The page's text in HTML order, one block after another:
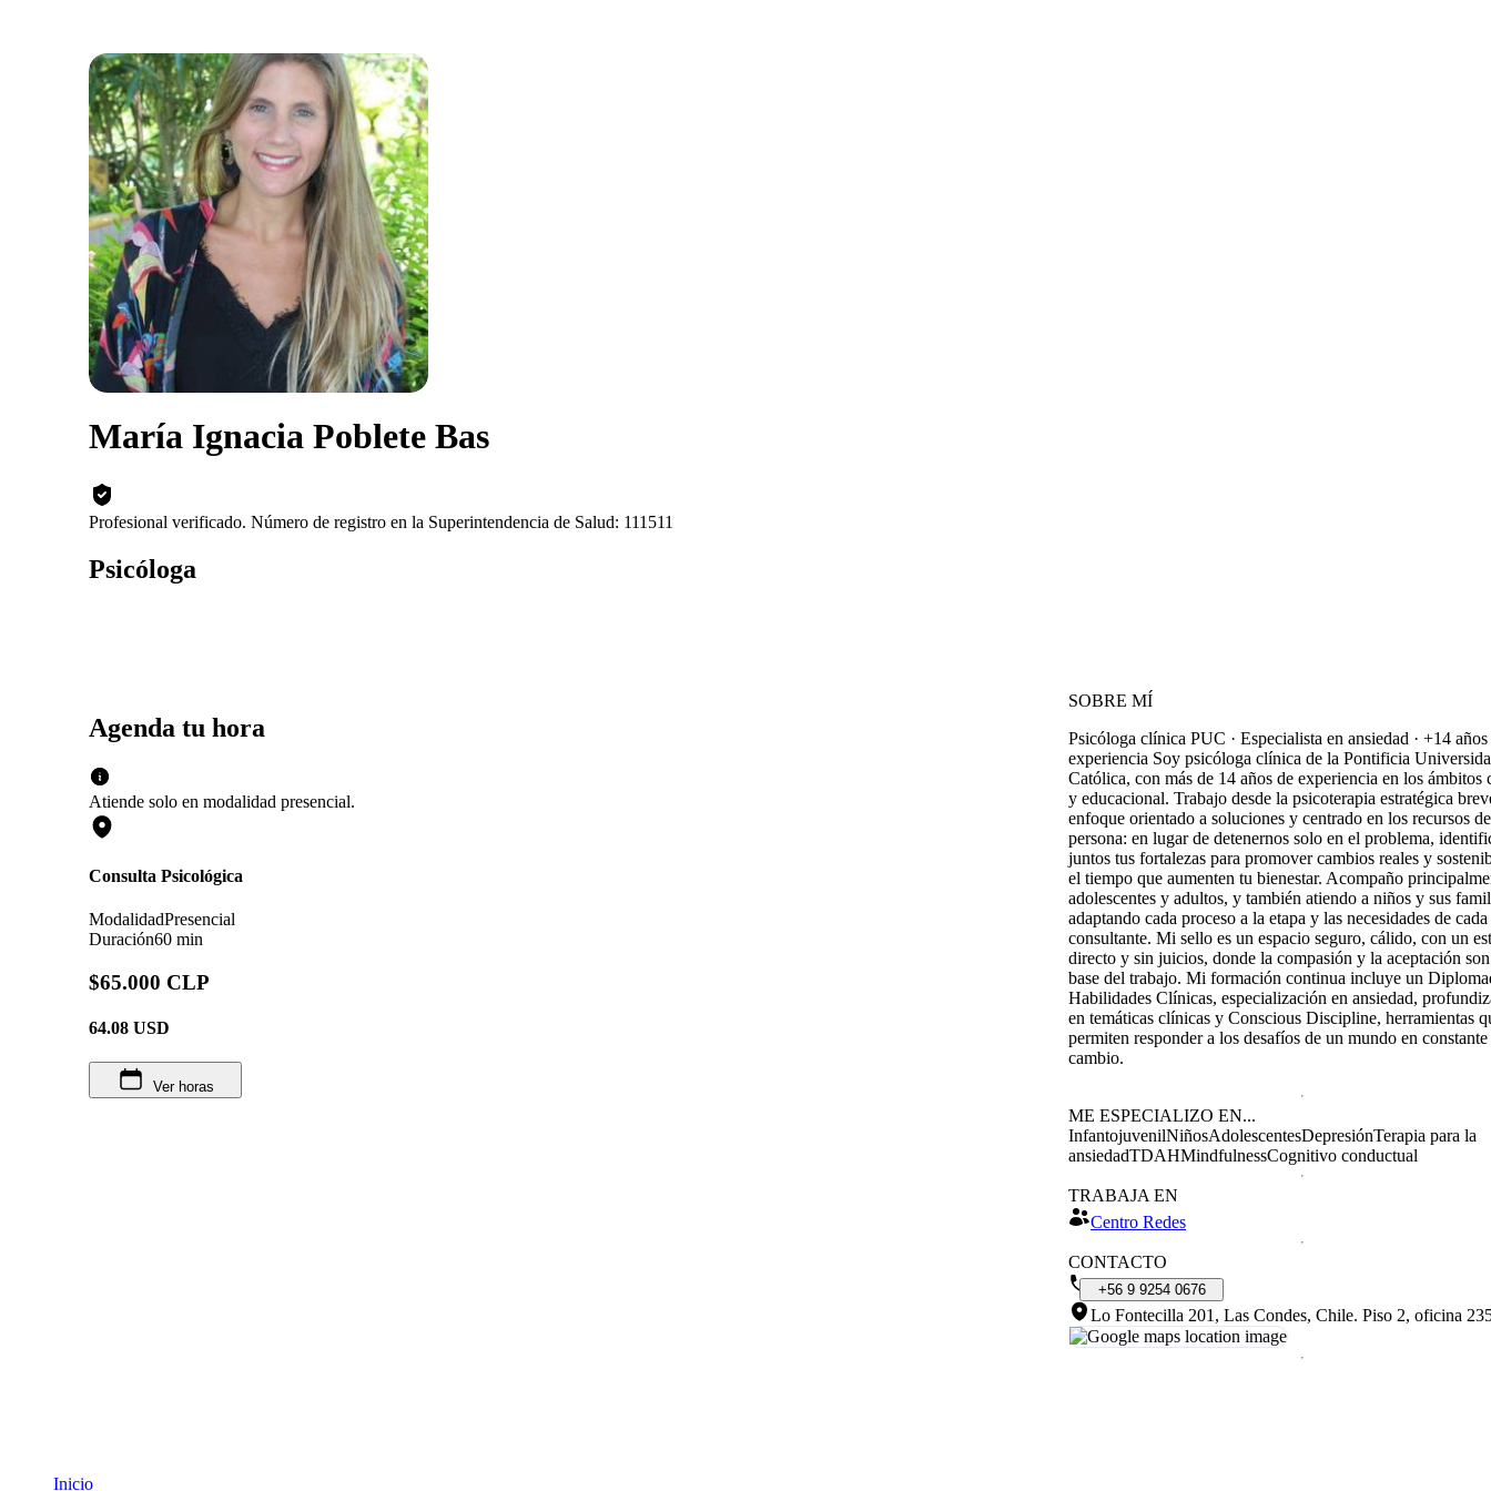
María Ignacia Poblete Bas
Profesional verificado. Número de registro en la Superintendencia de Salud: 111511
Psicóloga
Agenda tu hora
Atiende solo en modalidad presencial.
Consulta Psicológica
ModalidadPresencial
Duración60 min
$65.000 CLP
64.08 USD
Ver horas
SOBRE MÍ
Psicóloga clínica PUC · Especialista en ansiedad · +14 años
experiencia Soy psicóloga clínica de la Pontificia
Católica, con más de 14 años de experiencia en los ámbitos
y educacional. Trabajo desde la psicoterapia estratégica
enfoque orientado a soluciones y centrado en los recursos
persona: en lugar de detenernos solo en el problema,
juntos tus fortalezas para promover cambios reales y
el tiempo que aumenten tu bienestar. Acompaño
adolescentes y adultos, y también atiendo a niños y sus
adaptando cada proceso a la etapa y las necesidades de cada
consultante. Mi sello es un espacio seguro, cálido, con un
directo y sin juicios, donde la compasión y la aceptación
base del trabajo. Mi formación continua incluye un
Habilidades Clínicas, especialización en ansiedad,
en temáticas clínicas y Conscious Discipline, herramientas
permiten responder a los desafíos de un mundo en constante
cambio.
ME ESPECIALIZO EN...
InfantojuvenilNiñosAdolescentesDepresiónTerapia para la
ansiedadTDAHMindfulnessCognitivo conductual
TRABAJA EN
Centro Redes
CONTACTO
+56 9 9254 0676
Lo Fontecilla 201, Las Condes, Chile. Piso 2, oficina
Inicio